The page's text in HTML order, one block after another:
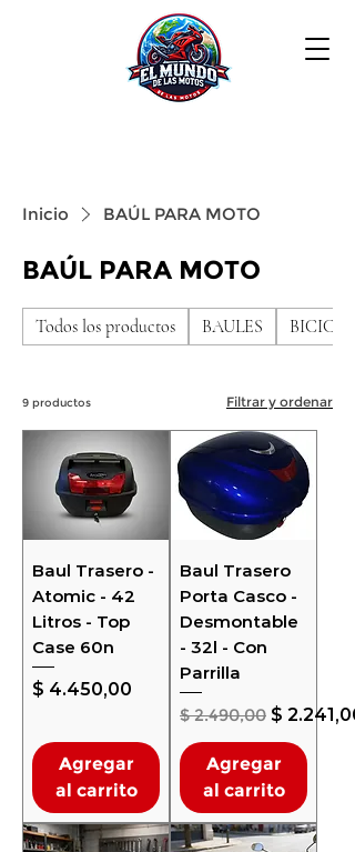
Inicio BAÚL PARA MOTO
BAÚL PARA MOTO
Todos los productos BAULES
9 productos Filtrar y ordenar
Baul Trasero -
Atomic - 42
Litros - Top
Case 60n
Precio
$ 4.450,00
Agregar
al carrito
Baul Trasero
Porta Casco -
Desmontable
- 32l - Con
Parrilla
Precio
$ 2.490,00 Precio
$ 2.241,00
Agregar
al carrito